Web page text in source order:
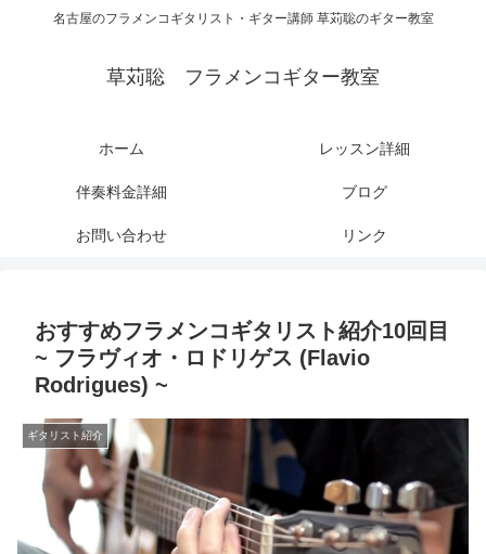
名古屋のフラメンコギタリスト・ギター講師 草苅聡のギター教室
草苅聡 フラメンコギター教室
ホーム レッスン詳細
伴奏料金詳細 ブログ
お問い合わせ リンク
おすすめフラメンコギタリスト紹介10回目
~ フラヴィオ・ロドリゲス (Flavio
Rodrigues) ~
ギタリスト紹介